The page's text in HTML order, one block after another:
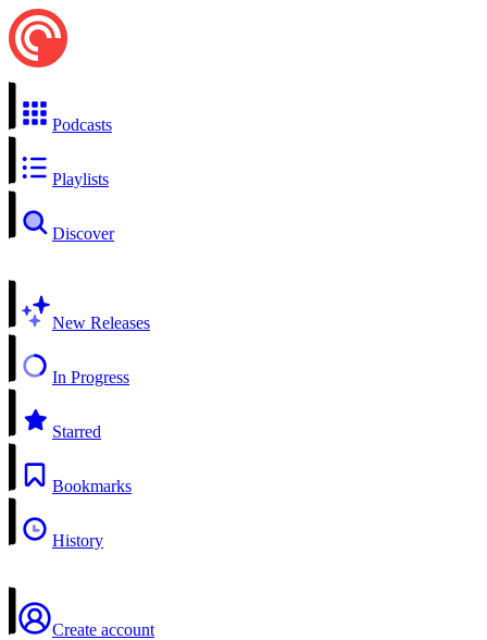
Podcasts
Playlists
Discover
New Releases
In Progress
Starred
Bookmarks
History
Create account